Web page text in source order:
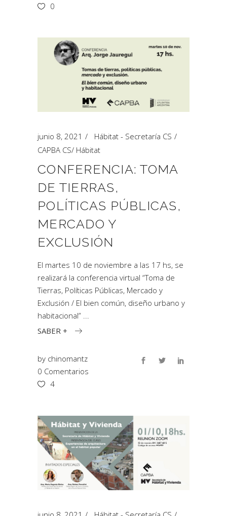
0
junio 8, 2021
Hábitat - Secretaría CS
CAPBA CS/ Hábitat
CONFERENCIA: TOMA
DE TIERRAS,
POLÍTICAS PÚBLICAS,
MERCADO Y
EXCLUSIÓN
El martes 10 de noviembre a las 17 hs, se
realizará la conferencia virtual “Toma de
Tierras, Políticas Públicas, Mercado y
Exclusión / El bien común, diseño urbano y
habitacional”
SABER +
by chinomantz
0 Comentarios
4